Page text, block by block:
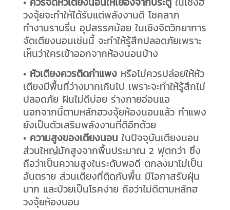
วงจุ้ยจะทำให้ได้รับแต่พลังงานดี โชคลาภ
ทำงานราบรื่น อุปสรรคน้อย ในเชิงจิตวิทยาการ
จัดเตียงนอนเช่นนี้ จะทำให้รู้สึกปลอดภัยเพราะ
เห็นว่าใครเข้าออกจากห้องนอนบ้าง
• หัวเตียงควรติดกำแพงหรือไม่ควรปล่อยให้หัว
เตียงมีพื้นที่ว่างมากเกินไป เพราะจะทำให้รู้สึกไม่
ปลอดภัย ฝันไม่ดีบ่อย ร่างกายอ่อนแอ
นอกจากนี้ตามหลักฮวงจุ้ยห้องนอนแล้ว กำแพง
ยังเป็นตัวเสริมพลังงานที่ดีอีกด้วย
• ความสูงของเตียงนอน ในปัจจุบันเตียงนอน
ส่วนใหญ่มักสูงจากพื้นประมาณ 2 ฟุตกว่า ซึ่ง
ถือว่าเป็นความสูงในระดับพอดี ตกลงมาไม่เป็น
อันตราย ส่วนเตียงที่ติดกับพื้น มีโอกาสรับฝุ่น
มาก และป่วยเป็นโรคง่าย ถือว่าไม่ดีตามหลักฮ
วงจุ้ยห้องนอน